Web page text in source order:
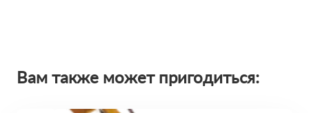
Вам также может пригодиться: